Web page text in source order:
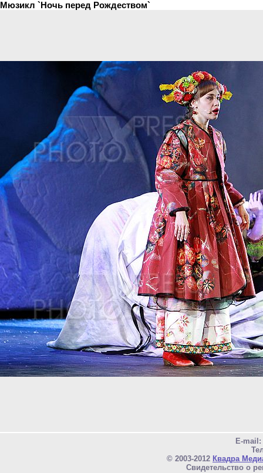
Мюзикл `Ночь перед Рождеством`
E-mail:
© 2003-2012 Квадра
Свидетельство о